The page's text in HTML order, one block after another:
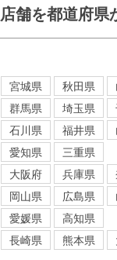
舗を都道府県
宮城県 秋田県
群馬県 埼玉県
石川県 福井県
愛知県
三重県
大阪府 兵庫県
岡山県 広島県
愛媛県
高知県
長崎県 熊本県